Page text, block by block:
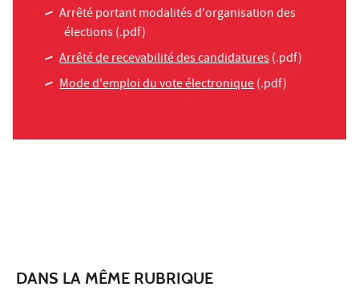
Arrêté portant modalités d'organisation des
élections(.pdf)
Arrêté de recevabilité des candidatures(.pdf)
Mode d'emploi du vote électronique(.pdf)
DANS LA MÊME RUBRIQUE